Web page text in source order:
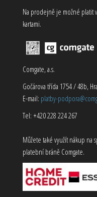
Na prodejně je možné platit
kartami.
Comgate, a.s.
Gočárova třída 1754 / 48b,
E-mail: platby-
Tel: +420 228 224 267
Můžete také využít nákup na
platební bráně Comgate.